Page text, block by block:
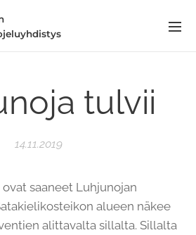
tulvii
14.11.2019
saaneet Luhjunojan
alueen näkee
alittavalta sillalta. Sillalta